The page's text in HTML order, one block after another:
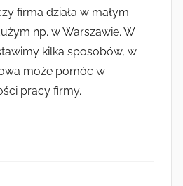
firma działa w małym
np. w Warszawie. W
kilka sposobów, w
może pomóc w
pracy firmy.